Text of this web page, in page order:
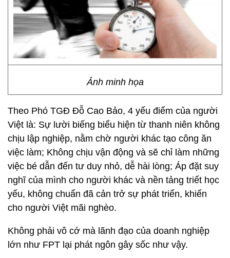
Ảnh minh họa
Theo Phó TGĐ Đỗ Cao Bảo, 4 yếu điểm của người
Việt là: Sự lười biếng biểu hiện từ thanh niên không
chịu lập nghiệp, nằm chờ người khác tạo công ăn
việc làm; Không chịu vận động và sẽ chỉ làm những
việc bé dẫn đến tư duy nhỏ, dễ hài lòng; Áp đặt suy
nghĩ của mình cho người khác và nền tảng triết học
yếu, không chuẩn đã cản trở sự phát triển, khiến
cho người Việt mãi nghèo.
Không phải vô cớ mà lãnh đạo của doanh nghiệp
lớn như FPT lại phát ngôn gây sốc như vậy.